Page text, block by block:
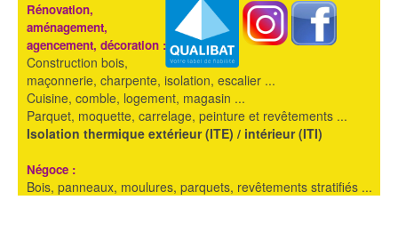
Rénovation,
aménagement,
agencement, décoration :
Construction bois,
maçonnerie, charpente, isolation, escalier ...
Cuisine, comble, logement, magasin ...
Parquet, moquette, carrelage, peinture et revêtements ...
Isolation thermique extérieur (ITE) / intérieur (ITI)
Négoce :
Bois, panneaux, moulures, parquets, revêtements stratifiés ...